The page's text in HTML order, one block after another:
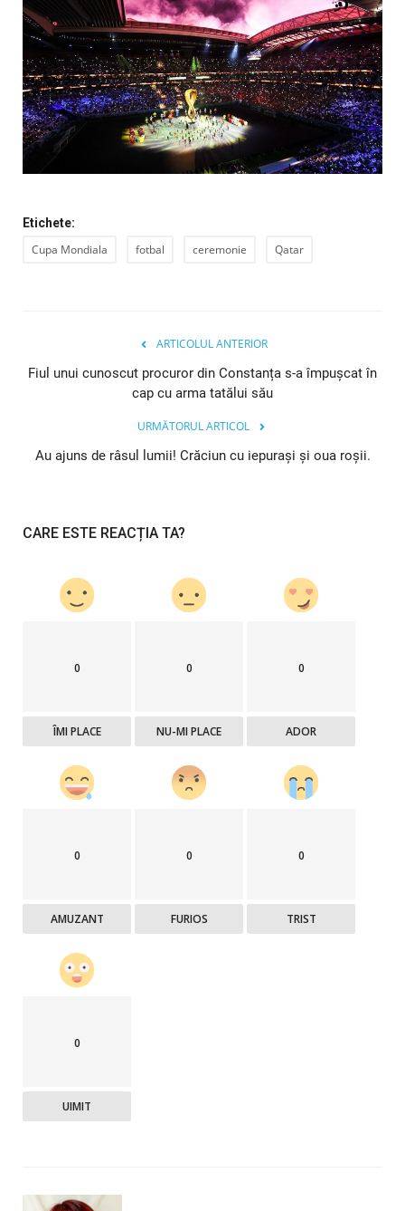
Etichete:
Cupa Mondiala fotbal ceremonie Qatar
ARTICOLUL ANTERIOR
Fiul unui cunoscut procuror din Constanța s-a împușcat în
cap cu arma tatălui său
URMĂTORUL ARTICOL
Au ajuns de râsul lumii! Crăciun cu iepurași și oua roșii.
CARE ESTE REACȚIA TA?
0
ÎMI PLACE
0
NU-MI PLACE
0
ADOR
0
AMUZANT
0
FURIOS
0
TRIST
0
UIMIT